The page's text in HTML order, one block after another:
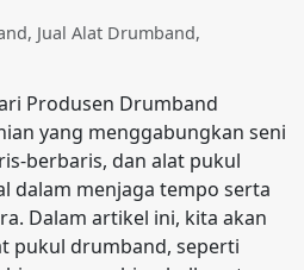
, Jual Alat Drumband,
Produsen Drumband
yang menggabungkan seni
berbaris, dan alat pukul
dalam menjaga tempo serta
Dalam artikel ini, kita akan
pukul drumband, seperti